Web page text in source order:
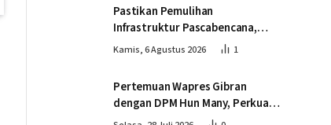
Pastikan Pemulihan
Infrastruktur Pascabencana,
Wapres Tinjau Progres
Kamis, 6 Agustus 2026 1
Pertemuan Wapres Gibran
dengan DPM Hun Many, Perkuat
Kemitraan Strategis Indonesia –